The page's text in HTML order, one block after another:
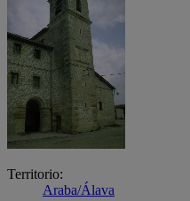
Territorio:
Araba/Álava